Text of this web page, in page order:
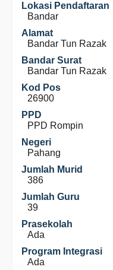
Lokasi Pendaftaran
Bandar
Alamat
Bandar Tun Razak
Bandar Surat
Bandar Tun Razak
Kod Pos
26900
PPD
PPD Rompin
Negeri
Pahang
Jumlah Murid
386
Jumlah Guru
39
Prasekolah
Ada
Program Integrasi
Ada